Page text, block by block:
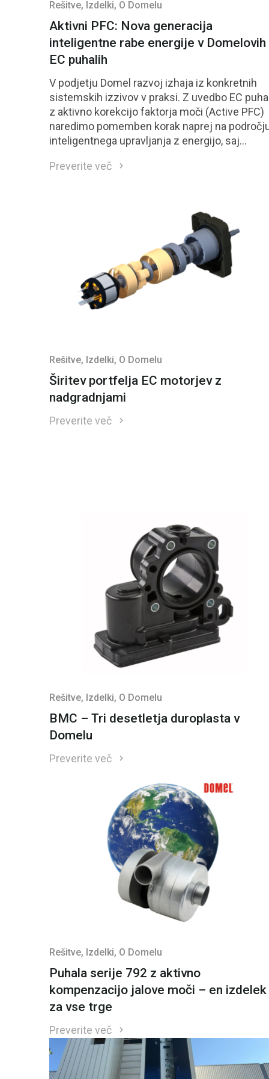
Rešitve, Izdelki, O Domelu
Aktivni PFC: Nova generacija
inteligentne rabe energije v Domelovih
EC puhalih
V podjetju Domel razvoj izhaja iz konkretnih
sistemskih izzivov v praksi. Z uvedbo EC puhal
z aktivno korekcijo faktorja moči (Active PFC)
naredimo pomemben korak naprej na
inteligentnega upravljanja z energijo, saj
učinkovitost, večjo električno stabilnost in
Preverite več
Rešitve, Izdelki, O Domelu
Širitev portfelja EC motorjev z
nadgradnjami
Preverite več
Rešitve, Izdelki, O Domelu
BMC – Tri desetletja duroplasta v
Domelu
Preverite več
Rešitve, Izdelki, O Domelu
Puhala serije 792 z aktivno
kompenzacijo jalove moči – en izdelek
za vse trge
Preverite več